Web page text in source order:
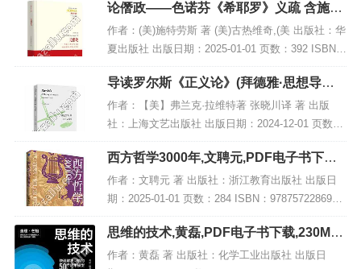
《懂事...
论僭政——色诺芬《希耶罗》义疏 含施特
劳斯与科耶夫通信集,PDF下载
作者：(美)施特劳斯 著 (美)古热维奇,(美 出版社：华
夏出版社 出版日期：2025-01-01 页数：392 ISBN：
9787522207469 电子书大小：180MB [高清扫描版P
DF...
导读罗尔斯《正义论》(拜德雅·思想导读),
PDF电子书下载
作者：【美】弗兰克·拉维特著 张晓川译 著 出版
社：上海文艺出版社 出版日期：2024-12-01 页数：
228 ISBN：9787532191062 电子书大小：199MB
[高清扫描版PDF...
西方哲学3000年,文聘元,PDF电子书下载,
网盘资源
作者：文聘元 著 出版社：浙江教育出版社 出版日
期：2025-01-01 页数：284 ISBN：9787572286902
电子书大小：226MB [高清扫描版PDF格式] 内容简
介 在著...
思维的技术,黄磊,PDF电子书下载,230MB,
网盘资源
作者：黄磊 著 出版社：化学工业出版社 出版日